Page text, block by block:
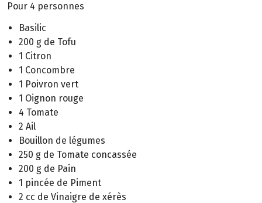
Pour 4 personnes
Basilic
200 g de Tofu
1 Citron
1 Concombre
1 Poivron vert
1 Oignon rouge
4 Tomate
2 Ail
Bouillon de légumes
250 g de Tomate concassée
200 g de Pain
1 pincée de Piment
2 cc de Vinaigre de xérès